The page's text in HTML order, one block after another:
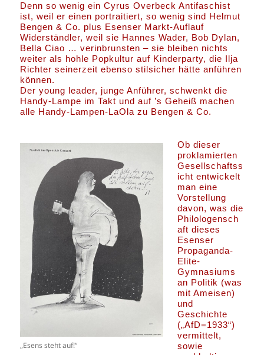
Denn so wenig ein Cyrus Overbeck Antifaschist
ist, weil er einen portraitiert, so wenig sind Helmut
Bengen & Co. plus Esenser Markt-Auflauf
Widerständler, weil sie Hannes Wader, Bob Dylan,
Bella Ciao … verinbrunsten – sie bleiben nichts
weiter als hohle Popkultur auf Kinderparty, die Ilja
Richter seinerzeit ebenso stilsicher hätte anführen
können.
Der young leader, junge Anführer, schwenkt die
Handy-Lampe im Takt und auf ’s Geheiß machen
alle Handy-Lampen-LaOla zu Bengen & Co.
„Esens steht auf!“
Ob dieser
proklamierten
Gesellschaftss
icht entwickelt
man eine
Vorstellung
davon, was die
Philologensch
aft dieses
Esenser
Propaganda-
Elite-
Gymnasiums
an Politik (was
mit Ameisen)
und
Geschichte
(„AfD=1933“)
vermittelt,
sowie